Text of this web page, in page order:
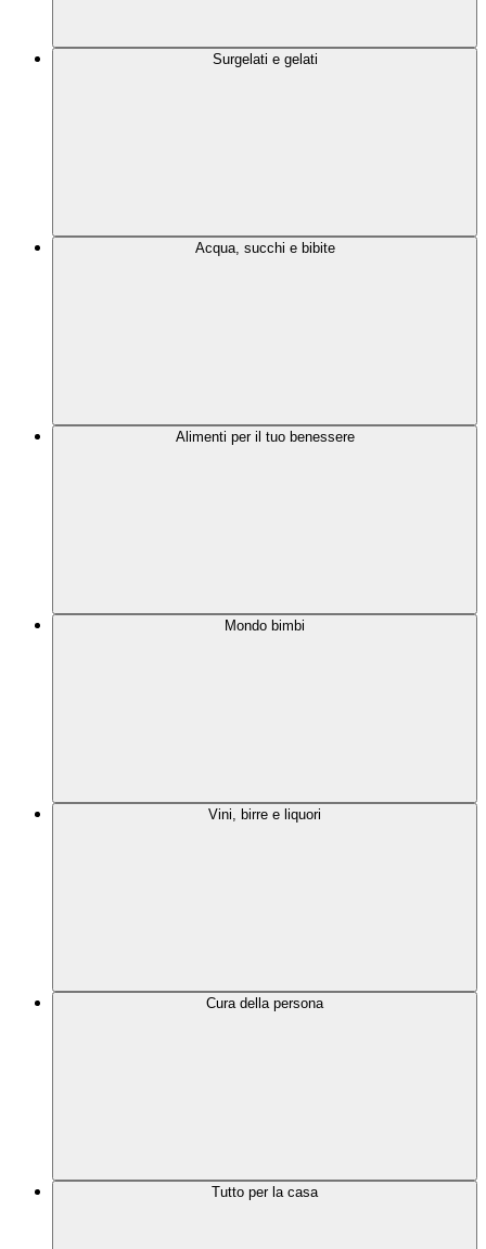
Surgelati e gelati
Acqua, succhi e bibite
Alimenti per il tuo benessere
Mondo bimbi
Vini, birre e liquori
Cura della persona
Tutto per la casa